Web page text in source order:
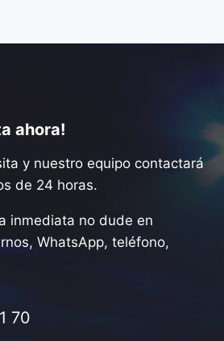
ahora!
y nuestro equipo contactará
de 24 horas.
inmediata no dude en
WhatsApp, teléfono,
70